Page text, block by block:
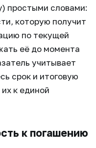
простыми словами:
которую получит
по текущей
её до момента
учитывает
срок и итоговую
к единой
к погашению